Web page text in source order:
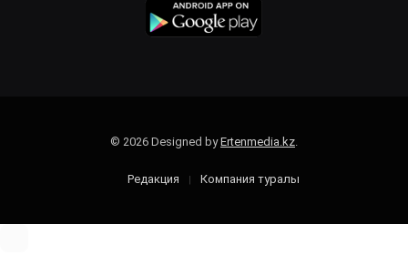
© 2026 Designed byErtenmedia.kz
Редакция Компания туралы